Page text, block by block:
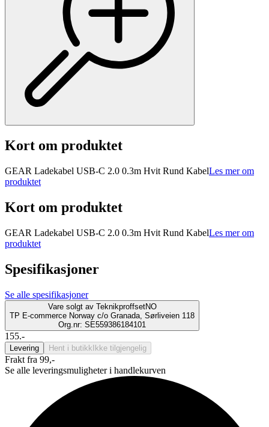
Kort om produktet
GEAR Ladekabel USB-C 2.0 0.3m Hvit Rund KabelLes mer om
produktet
Kort om produktet
GEAR Ladekabel USB-C 2.0 0.3m Hvit Rund KabelLes mer om
produktet
Spesifikasjoner
Se alle spesifikasjoner
Vare solgt av TeknikproffsetNO
TP E-commerce Norway c/o Granada, Sørliveien 118
Org.nr: SE559386184101
155.-
Levering Hent i butikk Ikke tilgjengelig
Frakt fra 99,-
Se alle leveringsmuligheter i handlekurven